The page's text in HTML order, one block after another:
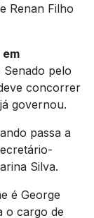
Renan Filho
Senado pelo
concorrer
governou.
passa a
Silva.
é George
o cargo de